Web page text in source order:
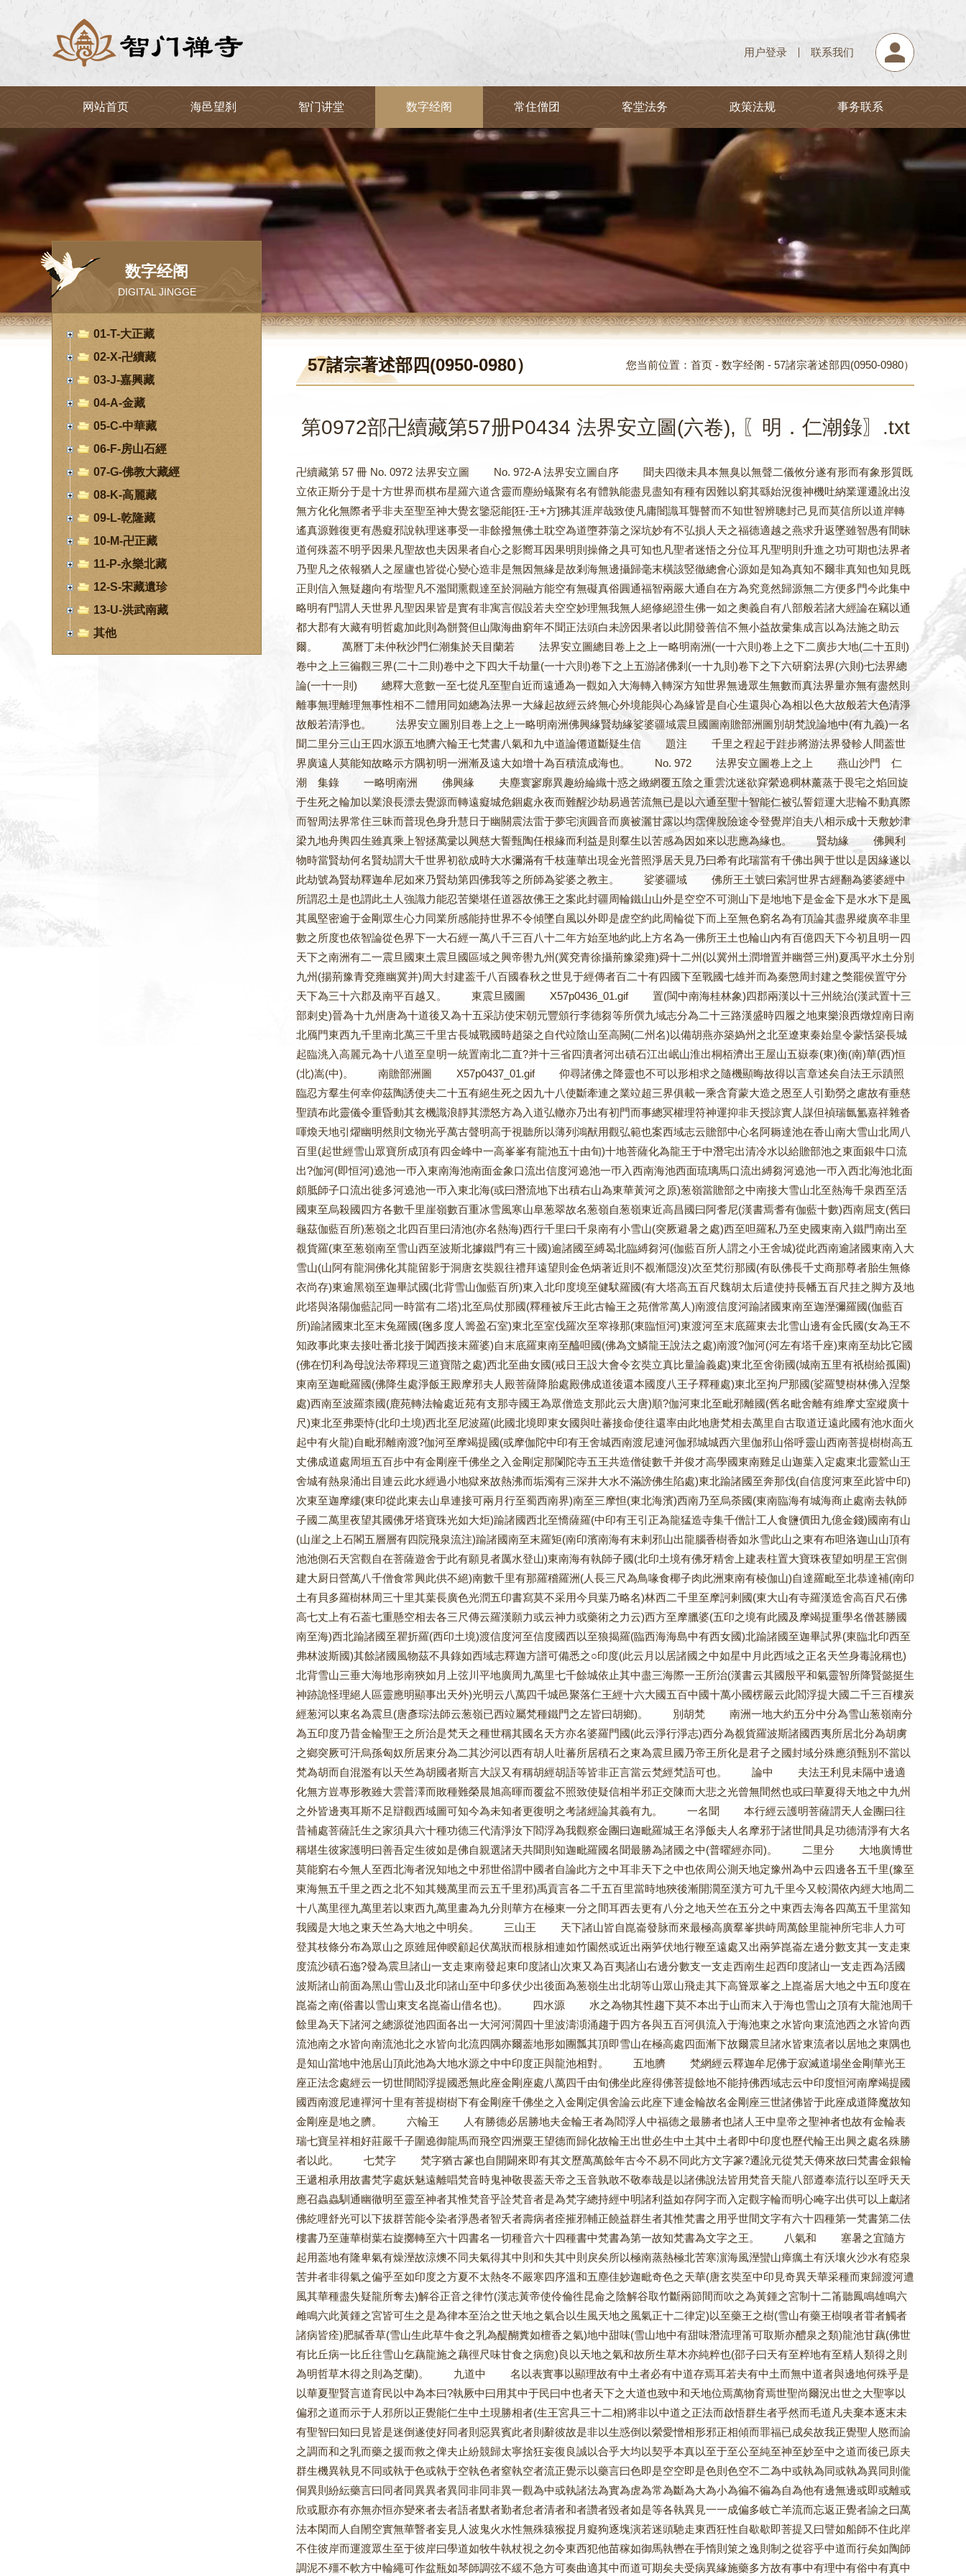
用户登录 联系我们
网站首页 海邑望刹 智门讲堂 数字经阁 常住僧团 客堂法务 政策法规 事务联系
数字经阁
DIGITAL JINGGE
01-T-大正藏
02-X-卍續藏
03-J-嘉興藏
04-A-金藏
05-C-中華藏
06-F-房山石經
07-G-佛教大藏經
08-K-高麗藏
09-L-乾隆藏
10-M-卍正藏
11-P-永樂北藏
12-S-宋藏遺珍
13-U-洪武南藏
其他
57諸宗著述部四(0950-0980） 您当前位置： 首页 - 数字经阁 - 57諸宗著述部四(0950-0980）
第0972部卍續藏第57册P0434 法界安立圖(六卷), 〖明．仁潮錄〗.txt
卍續藏第 57 冊 No. 0972 法界安立圖 No. 972-A 法界安立圖自序 聞夫四徵未具本無臭以無聲二儀攸分遂有形而有象形質既
立依正斯分于是十方世界而棋布星羅六道含靈而塵紛蟻聚有名有體孰能盡見盡知有種有因難以窮其繇始況復神機吐納業運遷訛出沒
無方化化無際者乎非夫至聖至神大覺玄鑒惡能[狂-王+方]狒其涯岸哉致使凡庸闇識耳聾瞽而不知世智辨聰封己見而莫信所以道岸轉
遙真源難復更有愚癡邪說執理迷事受一非餘撥無佛土耽空為道墮莽蕩之深坑妙有不弘損人天之福德適越之燕求升返墜雖智愚有間昧
道何殊葢不明乎因果凡聖故也夫因果者自心之影嚮耳因果明則操脩之具可知也凡聖者迷悟之分位耳凡聖明則升進之功可期也法界者
乃聖凡之依報猶人之屋廬也皆從心變心造非是無因無緣是故剎海無邊攝歸毫末橫該竪徹總會心源如是知為真知不爾非真知也知見既
正則信入無疑趨向有堦聖凡不濫聞熏觀達至於洞融方能空有無礙真俗圓通福智兩嚴大通自在方為究竟然歸源無二方便多門今此集中
略明有門謂人天世界凡聖因果皆是實有非寓言假設若夫空空妙理無我無人絕修絕證生佛一如之奧義自有八部般若諸大經論在竊以通
都大郡有大藏有明哲處加此則為骿贅但山陬海曲窮年不聞正法頭白未謗因果者以此開發善信不無小益故彚集成言以為法施之助云
爾。 萬曆丁未仲秋沙門仁潮集於天目蘭若 法界安立圖總目卷上之上一略明南洲(一十六則)卷上之下二廣步大地(二十五則)
卷中之上三徧觀三界(二十二則)卷中之下四大千劫量(一十六則)卷下之上五游諸佛剎(一十九則)卷下之下六研窮法界(六則)七法界總
論(一十一則) 總釋大意數一至七從凡至聖自近而遠通為一觀如入大海轉入轉深方知世界無邊眾生無數而真法界量亦無有盡然則
離事無理離理無事性相不二體用同如總為法界一大緣起故經云終無心外境能與心為緣皆是自心生還與心為相以色大故般若大色清淨
故般若清淨也。 法界安立圖別目卷上之上一略明南洲佛興緣賢劫緣娑婆疆域震旦國圖南贍部洲圖別胡梵說論地中(有九義)一名
聞二里分三山王四水源五地臍六輪王七梵書八氣和九中道論僊道斷疑生信 題注 千里之程起于跬步將游法界發軫人間葢世
界廣遠人莫能知故略示方隅初明一洲漸及遠大如增十為百積流成海也。 No. 972 法界安立圖卷上之上 燕山沙門 仁
潮 集錄 一略明南洲 佛興緣 夫塵寰寥廓異趣紛綸織十惑之緻網覆五陰之重雲沈迷欲穽縈遶稠林薰蒸于畏宅之焰回旋
于生死之輪加以業浪長漂去覺源而轉遠癡城危錮處永夜而難醒沙劫易過苦流無已是以六通至聖十智能仁被弘誓鎧運大悲輪不動真際
而智周法界常住三昧而普現色身升慧日于幽關震法雷于夢宅演圓音而廣被灑甘露以均霑俾脫險途令登覺岸洎夫八相示成十天敷妙津
梁九地舟輿四生雖真乘上智拯萬彚以興慈大誓甄陶任根緣而利益是則羣生以苦感為因如來以悲應為緣也。 賢劫緣 佛興利
物時當賢劫何名賢劫謂大千世界初欲成時大水彌滿有千枝蓮華出現金光普照淨居天見乃曰希有此瑞當有千佛出興于世以是因緣遂以
此劫號為賢劫釋迦牟尼如來乃賢劫第四佛我等之所師為娑婆之教主。 娑婆疆域 佛所王土號曰索訶世界古經翻為婆婆經中
所謂忍土是也謂此土人強識力能忍苦樂堪任道器故佛王之案此封疆周輪鐵山山外是空空不可測山下是地地下是金金下是水水下是風
其風堅密逾于金剛眾生心力同業所感能持世界不令傾墜自風以外即是虗空約此周輪從下而上至無色窮名為有頂論其盡界縱廣卒非里
數之所度也依智論從色界下一大石經一萬八千三百八十二年方始至地約此上方名為一佛所王土也輪山內有百億四天下今初且明一四
天下之南洲有二一震旦國東土震旦國區域之興帝嚳九州(冀兗青徐攝荊豫梁雍)舜十二州(以冀州土潤增置并幽營三州)夏禹平水土分別
九州(揚荊豫青兗雍幽冀并)周大封建葢千八百國春秋之世見于經傳者百二十有四國下至戰國七雄并而為秦懲周封建之獘罷侯置守分
天下為三十六郡及南平百越又。 東震旦國圖 X57p0436_01.gif置(閩中南海桂林象)四郡兩漢以十三州統治(漢武置十三
部刺史)晉為十九州唐為十道後又為十五采訪使宋朝元豐頒行李德芻等所僎九域志分為二十三路漢盛時四履之地東樂浪西燉煌南日南
北鴈門東西九千里南北萬三千里古長城戰國時趙築之自代竝陰山至高闕(二州名)以備胡燕亦築媯州之北至遼東秦始皇令蒙恬築長城
起臨洮入高麗元為十八道至皇明一統置南北二直?并十三省四瀆者河出磧石江出岷山淮出桐栢濟出王屋山五嶽泰(東)衡(南)華(西)恒
(北)嵩(中)。 南贍部洲圖 X57p0437_01.gif仰尋諸佛之降靈也不可以形相求之隨機顯晦故得以言章述矣自法王示蹟照
臨忍方羣生何幸仰茲陶誘使夫二十五有絕生死之因九十八使斷牽連之業竝超三界俱載一乘含育蒙大造之恩至人引勤勞之慮故有垂慈
聖蹟布此靈儀令重昏動其玄機識浪靜其漂怒方為入道弘轍亦乃出有初門而事總冥權理符神運抑非天授諒實人謀但禎瑞氤氳嘉祥雜沓
喗煥天地引燿幽明然則文物光乎萬古聲明高于視聽所以薄列鴻猷用觀弘範也案西域志云贍部中心名阿耨達池在香山南大雪山北周八
百里(起世經雪山眾寶所成頂有四金峰中一高峯峯有龍池五十由旬)十地菩薩化為龍王于中潛宅出清冷水以給贍部池之東面銀牛口流
出?伽河(即恒河)遶池一帀入東南海池南面金象口流出信度河遶池一帀入西南海池西面琉璃馬口流出縛芻河遶池一帀入西北海池北面
頗胝師子口流出徙多河遶池一帀入東北海(或曰潛流地下出積右山為東華黃河之原)葱嶺當贍部之中南接大雪山北至熱海千泉西至活
國東至烏殺國四方各數千里崖嶺數百重冰雪風寒山阜葱翠故名葱嶺自葱嶺東近高昌國曰阿耆尼(漢書焉耆有伽藍十數)西南屈支(舊曰
龜茲伽藍百所)葱嶺之北四百里曰清池(亦名熱海)西行千里曰千泉南有小雪山(突厥避暑之處)西至呾羅私乃至史國東南入鐵門南出至
覩貨羅(東至葱嶺南至雪山西至波斯北據鐵門有三十國)逾諸國至縛曷北臨縛芻河(伽藍百所人謂之小王舍城)從此西南逾諸國東南入大
雪山(山阿有龍洞佛化其龍留影于洞唐玄奘親往禮拜遠望則金色炳著近則不覩漸隱沒)次至梵衍那國(有臥佛長千丈商那尊者胎生無條
衣尚存)東逾黑嶺至迦畢試國(北背雪山伽藍百所)東入北印度境至健䭾羅國(有大塔高五百尺魏胡太后遣使持長幡五百尺挂之脚方及地
此塔與洛陽伽藍記同一時當有二塔)北至烏仗那國(釋種被斥王此古輪王之苑僧常萬人)南渡信度河踰諸國東南至迦溼彌羅國(伽藍百
所)踰諸國東北至末兔羅國(毱多度人籌盈石室)東北至室伐羅次至窣祿那(東臨恒河)東渡河至末底羅東去北雪山邊有金氏國(女為王不
知政事此東去接吐番北接于闐西接末羅婆)自末底羅東南至醯呾國(佛為文鱗龍王說法之處)南渡?伽河(河左有塔千座)東南至劫比它國
(佛在忉利為母說法帝釋現三道寶階之處)西北至曲女國(戒日王設大會令玄奘立真比量論義處)東北至舍衛國(城南五里有祇樹給孤園)
東南至迦毗羅國(佛降生處淨飯王殿摩邪夫人殿菩薩降胎處殿佛成道後還本國度八王子釋種處)東北至拘尸那國(娑羅雙樹林佛入涅槃
處)西南至波羅柰國(鹿苑轉法輪處近苑有支那寺國王為眾僧造支那此云大唐)順?伽河東北至毗邪離國(舊名毗舍離有維摩丈室縱廣十
尺)東北至弗栗恃(北印土境)西北至尼波羅(此國北境即東女國與吐蕃接命使往還率由此地唐梵相去萬里自古取道迂遠此國有池水面火
起中有火龍)自毗邪離南渡?伽河至摩竭提國(或摩伽陀中印有王舍城西南渡尼連河伽邪城城西六里伽邪山俗呼靈山西南菩提樹樹高五
丈佛成道處周垣五百步中有金剛座千佛坐之入金剛定那闌陀寺五王共造僧徒數千并俊才高學國東南雞足山迦葉入定處東北靈鷲山王
舍城有熱泉涌出目連云此水經過小地獄來故熱沸而垢濁有三深井大水不滿謗佛生陷處)東北踰諸國至奔那伐(自信度河東至此皆中印)
次東至迦摩縷(東印從此東去山阜連接可兩月行至蜀西南界)南至三摩怛(東北海濱)西南乃至烏荼國(東南臨海有城海商止處南去執師
子國二萬里夜望其國佛牙塔寶珠光如大炬)踰諸國西北至憍薩羅(中印有王引正為龍猛造寺集千僧計工人食鹽價田九億金錢)國南有山
(山崖之上石閣五層層有四院飛泉流注)踰諸國南至末羅矩(南印濱南海有末剌邪山出龍腦香樹香如氷雪此山之東有布呾洛迦山山頂有
池池側石天宮觀自在菩薩遊舍于此有願見者厲水登山)東南海有執師子國(北印土境有佛牙精舍上建表柱置大寶珠夜望如明星王宮側
建大厨日營萬八千僧食常興此供不絕)南數千里有那羅稽羅洲(人長三尺為鳥喙食椰子肉此洲東南有棱伽山)自達羅毗至北恭達補(南印
土有貝多羅樹林周三十里其葉長廣色光潤五印書寫莫不采用今貝葉乃略名)林西二千里至摩訶剌國(東大山有寺羅漢造舍高百尺石佛
高七丈上有石葢七重懸空相去各三尺傳云羅漢願力或云神力或藥術之力云)西方至摩臘婆(五印之境有此國及摩竭提重學名僧甚勝國
南至海)西北踰諸國至瞿折羅(西印土境)渡信度河至信度國西以至狼揭羅(臨西海海島中有西女國)北踰諸國至迦畢試界(東臨北印西至
弗林波斯國)其餘諸國風物茲不具錄如西域志釋迦方譜可備悉之○印度(此云月以居諸國之中如星中月此西域之正名天竺身毒訛稱也)
北背雪山三垂大海地形南狹如月上弦川平地廣周九萬里七千餘城依止其中盡三海際一王所治(漢書云其國殷平和氣靈智所降賢懿挺生
神跡詭怪理絕人區靈應明顯事出天外)光明云八萬四千城邑聚落仁王經十六大國五百中國十萬小國楞嚴云此閻浮提大國二千三百樓炭
經葱河以東名為震旦(唐彥琮法師云葱嶺已西竝屬梵種鐵門之左皆曰胡鄉)。 別胡梵 南洲一地大約五分中分為雪山葱嶺南分
為五印度乃昔金輪聖王之所治是梵天之種世稱其國名天方亦名婆羅門國(此云淨行淨志)西分為覩貨羅波斯諸國西夷所居北分為胡虜
之鄉突厥可汗烏孫匈奴所居東分為二其沙河以西有胡人吐蕃所居積石之東為震旦國乃帝王所化是君子之國封域分殊應須甄別不當以
梵為胡而自混濫有以天竺為胡國者斯言大誤又有稱胡經胡語等皆非正言當云梵經梵語可也。 論中 夫法王利見未隔中邊適
化無方豈專形教雖大雲普澤而敗種難榮晨旭高暉而覆盆不照致使疑信相半邪正交陳而大悲之光曾無間然也或曰華夏得天地之中九州
之外皆邊夷耳斯不足辯觀西域圖可知今為未知者更復明之考諸經論其義有九。 一名聞 本行經云護明菩薩謂天人金團曰往
昔補處菩薩託生之家須具六十種功德三代清淨汝下閻浮為我觀察金團曰迦毗羅城王名淨飯夫人名摩邪于諸世間具足功德清淨有大名
稱堪生彼家護明曰善吾定生彼如是佛自親選諸天共聞則知迦毗羅國名聞最勝為諸國之中(普曜經亦同)。 二里分 大地廣博世
莫能窮右今無人至西北海者況知地之中邪世俗謂中國者自論此方之中耳非天下之中也依周公測天地定豫州為中云四邊各五千里(豫至
東海無五千里之西之北不知其幾萬里而云五千里邪)禹貢言各二千五百里當時地狹後漸開濶至漢方可九千里今又較濶依內經大地周二
十八萬里徑九萬里若以東西九萬里畫為九分則華方在極東一分之間耳西去更有八分之地天竺在五分之中東西去海各四萬五千里當知
我國是大地之東天竺為大地之中明矣。 三山王 天下諸山皆自崑崙發脉而來最極高廣羣峯拱峙周萬餘里龍神所宅非人力可
登其枝條分布為眾山之原雖屈伸睽顧起伏萬狀而根脉相連如竹園然或近出兩笋伏地行鞭至遠處又出兩笋崑崙左邊分數支其一支走東
度流沙磧石迤?發為震旦諸山一支走東南發起東印度諸山次東又為百夷諸山右邊分數支一支走西南生起西印度諸山一支走西為活國
波斯諸山前面為黑山雪山及北印諸山至中印多伏少出後面為葱嶺生出北胡等山眾山飛走其下高聳眾峯之上崑崙居大地之中五印度在
崑崙之南(俗書以雪山東支名崑崙山借名也)。 四水源 水之為物其性趨下莫不本出于山而末入于海也雪山之頂有大龍池周千
餘里為天下諸河之總源從池四面各出一大河河濶四十里波濤澒涌趨于四方各與五百河俱流入于海池東之水皆向東流池西之水皆向西
流池南之水皆向南流池北之水皆向北流四隅亦爾葢地形如團瓢其頂即雪山在極高處四面漸下故爾震旦諸水皆東流者以居地之東隅也
是知山當地中池居山頂此池為大地水源之中中印度正與龍池相對。 五地臍 梵網經云釋迦牟尼佛于寂滅道場坐金剛華光王
座正法念處經云一切世間閻浮提國悉無此座金剛座處八萬四千由旬佛坐此座得佛菩提餘地不能持佛西域志云中印度恒河南摩竭提國
國西南渡尼連禪河十里有菩提樹樹下有金剛座千佛坐之入金剛定俱舍論云此座下連金輪故名金剛座三世諸佛皆于此座成道降魔故知
金剛座是地之臍。 六輪王 人有勝德必居勝地夫金輪王者為閻浮人中福德之最勝者也諸人王中皇帝之聖神者也故有金輪表
瑞七寶呈祥相好莊嚴千子圍遶御龍馬而飛空四洲粟王望德而歸化故輪王出世必生中土其中土者即中印度也歷代輪王出興之處名殊勝
者以此。 七梵字 梵字猶古篆也自開闢來即有其文歷萬萬餘年古今不易不同此方文字篆?遷訛元從梵天傳來故曰梵書金銀輪
王遞相承用故書梵字處妖魅遠離唱梵音時鬼神敬畏葢天帝之玉音孰敢不敬奉哉是以諸佛說法皆用梵音天龍八部遵奉流行以至呼天天
應召蟲蟲馴通幽徹明至靈至神者其惟梵音乎詮梵音者是為梵字總持經中明諸利益如存阿字而入定觀字輪而明心唵字出供可以上獻諸
佛紇哩舒光可以下拔群苦能令染者淨愚者智夭者壽病者痊摧邪輔正饒益群生者其惟梵書之用乎世間文字有六十四種第一梵書第二佉
樓書乃至蓮華樹葉右旋擲轉至六十四書名一切種音六十四種書中梵書為第一故知梵書為文字之王。 八氣和 塞暑之宜隨方
起用葢地有隆卑氣有燥溼故涼燠不同夫氣得其中則和失其中則戾矣所以極南蒸熱極北苦寒濵海風溼蠻山瘴癘土有沃壤火沙水有瘂泉
苦井者非得氣之偏乎至如印度之方夏不太熱冬不嚴寒四序溫和五塵佳妙迦毗奇色之天華(唐玄奘至中印見奇異天華采種而東歸渡河遭
風其華種盡失疑龍所奪去)解谷正音之律竹(漢志黃帝使伶倫徃昆侖之陰解谷取竹斷兩節間而吹之為黃鍾之宮制十二筩聽鳳鳴雄鳴六
雌鳴六此黃鍾之宮皆可生之是為律本至治之世天地之氣合以生風天地之風氣正十二律定)以至藥王之樹(雪山有藥王樹嗅者甞者觸者
諸病皆痊)肥膩香草(雪山生此草牛食之乳為醍醐糞如檀香之氣)地中甜味(雪山地中有甜味潛流理筩可取斯亦醴泉之類)龍池甘藕(佛世
有比丘病一比丘往雪山乞藕龍施之藕徑尺味甘食之病愈)良以天地之氣和故所生草木亦純粹也(邵子曰天有至粹地有至精人類得之則
為明哲草木得之則為芝蘭)。 九道中 名以表實事以顯理故有中土者必有中道存焉耳若夫有中土而無中道者與邊地何殊乎是
以華夏聖賢言道育民以中為本曰?執厥中曰用其中于民曰中也者天下之大道也致中和天地位焉萬物育焉世聖尚爾況出世之大聖寧以
偏邪之道而示于人邪所以正覺能仁生中土現勝相者(生王宮具三十二相)將非以中道之正法而啟悟群生者乎然而毛道凡夫棄本逐末未
有聖智曰知曰見皆是迷倒遂使好同者則惡異賓此者則辭彼故是非以生惑倒以縈愛憎相形邪正相傾而罪福已成矣故我正覺聖人愍而諭
之調而和之乳而藥之援而救之俾夫止紛競歸太寧捨狂妄復良誠以合乎大均以契乎本真以至于至公至純至神至妙至中之道而後已原夫
群生機異執見不同或執于色或執于空執色者窒執空者流正覺示以藥言曰色即是空空即是色則色空不二為中或執為同或執為異同則儱
侗異則紛紜藥言曰同者同異異者異同非同非異一觀為中或執諸法為實為虗為常為斷為大為小為徧不徧為自為他有邊無邊或即或離或
欣或厭亦有亦無亦恒亦變來者去者語者默者勤者怠者清者和者讚者毀者如是等各執異見一一成偏多岐亡羊流而忘返正覺者諭之曰萬
法本閑而人自閙空實無華瞖者妄見人波鬼火水性無殊猿猴捉月癡狗逐塊演若迷頭馳走東西狂性自歇歇即菩提又曰譬如船師不住此岸
不住彼岸而運渡眾生至于彼岸曰學道如牧牛執杖視之勿令東西犯他苗稼如御馬執轡在手惰則䇿之逸則制之從容乎中道而行矣如陶師
調泥不殭不軟方中輪繩可作盆瓶如琴師調弦不緩不急方可奏曲適其中而道可期矣夫受病異緣施藥多方故有事中有理中有俗中有真中